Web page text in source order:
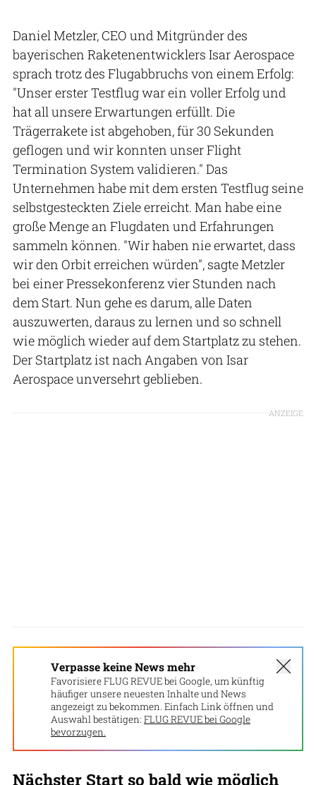
Daniel Metzler, CEO und Mitgründer des
bayerischen Raketenentwicklers Isar Aerospace
sprach trotz des Flugabbruchs von einem Erfolg:
"Unser erster Testflug war ein voller Erfolg und
hat all unsere Erwartungen erfüllt. Die
Trägerrakete ist abgehoben, für 30 Sekunden
geflogen und wir konnten unser Flight
Termination System validieren." Das
Unternehmen habe mit dem ersten Testflug seine
selbstgesteckten Ziele erreicht. Man habe eine
große Menge an Flugdaten und Erfahrungen
sammeln können. "Wir haben nie erwartet, dass
wir den Orbit erreichen würden", sagte Metzler
bei einer Pressekonferenz vier Stunden nach
dem Start. Nun gehe es darum, alle Daten
auszuwerten, daraus zu lernen und so schnell
wie möglich wieder auf dem Startplatz zu stehen.
Der Startplatz ist nach Angaben von Isar
Aerospace unversehrt geblieben.
ANZEIGE
Verpasse keine News mehr
Favorisiere FLUG REVUE bei Google, um künftig
häufiger unsere neuesten Inhalte und News
angezeigt zu bekommen. Einfach Link öffnen und
Auswahl bestätigen: FLUG REVUE bei Google
bevorzugen.
Nächster Start so bald wie möglich